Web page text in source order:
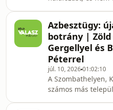
is fizetett a
ezelőtt ez történt –
Elfogadták
dohányzást tiltó
középkorú férfiak
életét mentette
rátelepedett a
nagy látható
rendszere. Majd a
Azbesztügy:
botrány | Zöld
Gergellyel és
Péterrel
júl. 10, 202601:02:10
A Szombathelyen,
számos más